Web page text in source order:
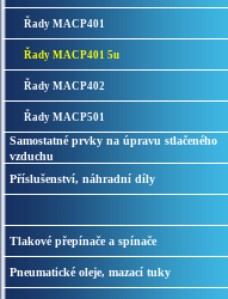
Řady MACP401
Řady MACP401 5u
Řady MACP402
Řady MACP501
Samostatné prvky na úpravu stlačeného
vzduchu
Příslušenství, náhradní díly
Tlakové přepínače a spínače
Pneumatické oleje, mazací tuky